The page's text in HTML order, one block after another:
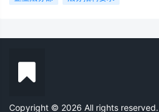
Copyright © 2026 All rights reserved.